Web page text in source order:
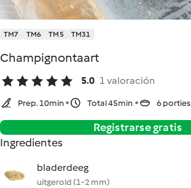
TM7 TM6 TM5 TM31
Champignontaart
5.0 1 valoración
Prep. 10min Total 45min 6 porties
Registrarse gratis
Ingredientes
bladerdeeg
uitgerold (1-2 mm)